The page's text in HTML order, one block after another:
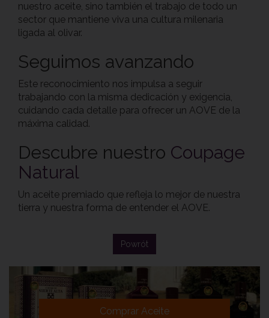
nuestro aceite, sino también el trabajo de todo un
sector que mantiene viva una cultura milenaria
ligada al olivar.
Seguimos avanzando
Este reconocimiento nos impulsa a seguir
trabajando con la misma dedicación y exigencia,
cuidando cada detalle para ofrecer un AOVE de la
máxima calidad.
Descubre nuestro Coupage
Natural
Un aceite premiado que refleja lo mejor de nuestra
tierra y nuestra forma de entender el AOVE.
Powrót
Comprar Aceite